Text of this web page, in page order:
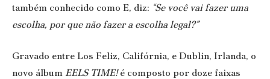
também conhecido como E, diz: “Se você vai fazer uma
escolha, por que não fazer a escolha legal?”
Gravado entre Los Feliz, Califórnia, e Dublin, Irlanda, o
novo álbumEELS TIME!é composto por doze faixas